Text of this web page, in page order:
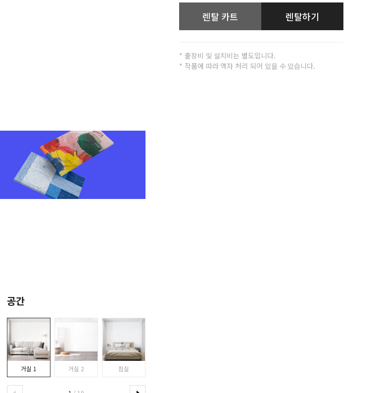
렌탈 카트 렌탈하기
* 출장비 및 설치비는 별도입니다.
* 작품에 따라 액자 처리 되어 있을 수 있습니다.
공간
거실 1 거실 2 침실